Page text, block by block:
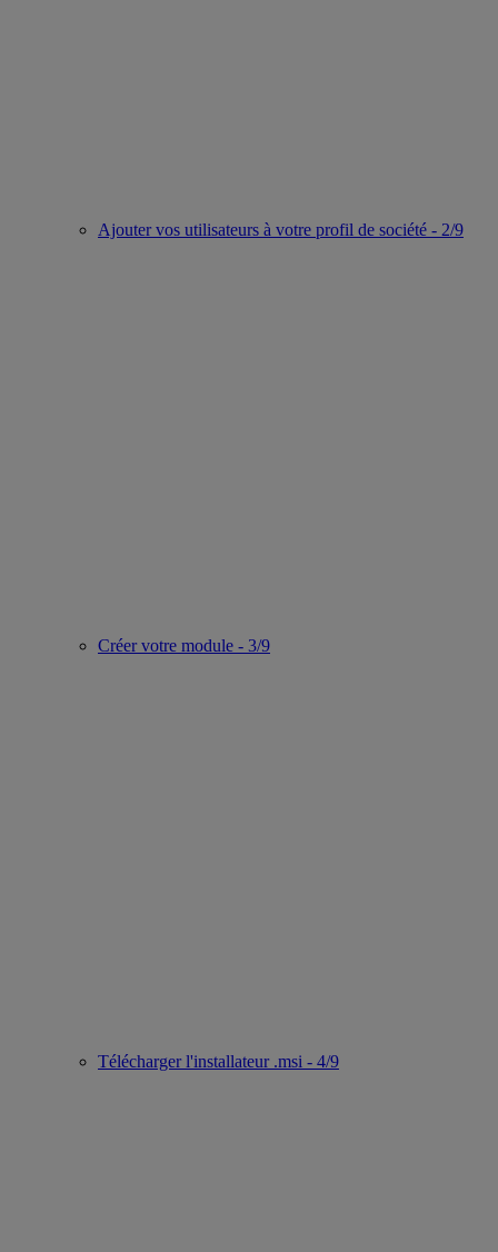
Ajouter vos utilisateurs à votre profil de société - 2/9
Créer votre module - 3/9
Télécharger l'installateur .msi - 4/9